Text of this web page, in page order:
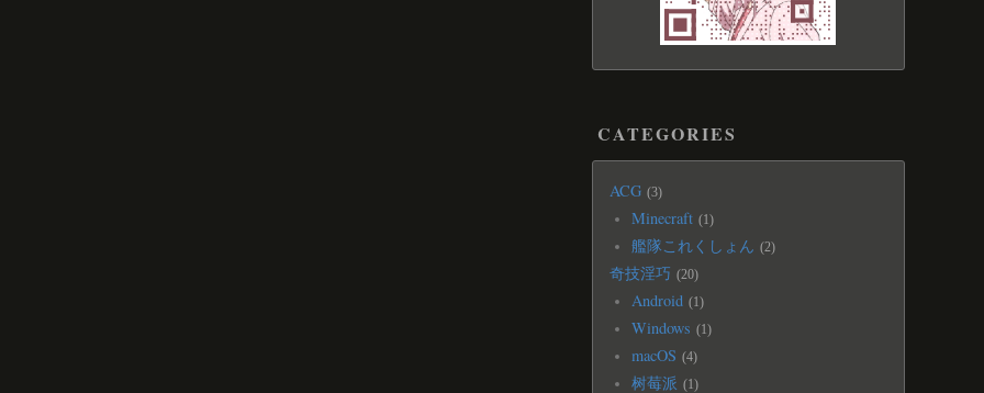
CATEGORIES
ACG 3
Minecraft 1
艦隊これくしょん 2
奇技淫巧 20
Android 1
Windows 1
macOS 4
树莓派 1